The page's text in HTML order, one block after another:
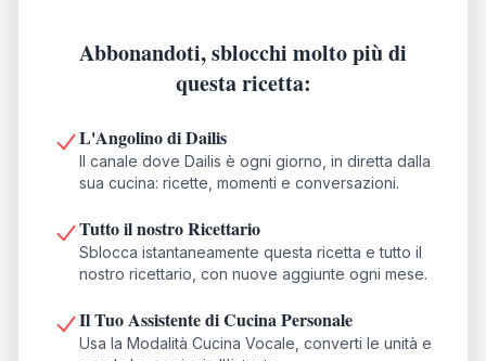
Abbonandoti, sblocchi molto più di
questa ricetta:
L'Angolino di Dailis
Il canale dove Dailis è ogni giorno, in diretta dalla
sua cucina: ricette, momenti e conversazioni.
Tutto il nostro Ricettario
Sblocca istantaneamente questa ricetta e tutto il
nostro ricettario, con nuove aggiunte ogni mese.
Il Tuo Assistente di Cucina Personale
Usa la Modalità Cucina Vocale, converti le unità e